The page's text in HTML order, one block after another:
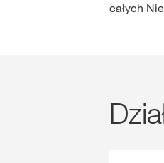
całych